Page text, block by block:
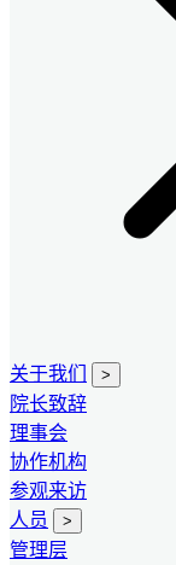
关于我们 >
院长致辞
理事会
协作机构
参观来访
人员
>
管理层